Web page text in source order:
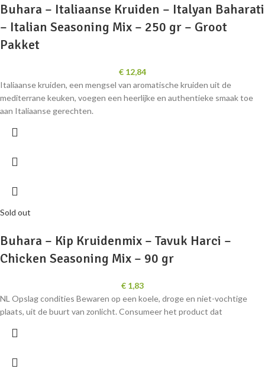
Buhara – Italiaanse Kruiden – Italyan Baharati
– Italian Seasoning Mix – 250 gr – Groot
Pakket
€ 12,84
Italiaanse kruiden, een mengsel van aromatische kruiden uit de
mediterrane keuken, voegen een heerlijke en authentieke smaak toe
aan Italiaanse gerechten.
Sold out
Buhara – Kip Kruidenmix – Tavuk Harci –
Chicken Seasoning Mix – 90 gr
€ 1,83
NL Opslag condities Bewaren op een koele, droge en niet-vochtige
plaats, uit de buurt van zonlicht. Consumeer het product dat